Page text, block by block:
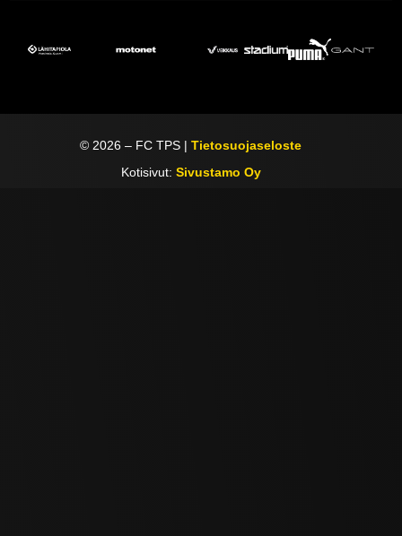
© 2026 – FC TPS |Tietosuojaseloste
Kotisivut: Sivustamo Oy